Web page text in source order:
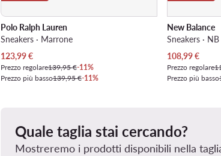
Polo Ralph Lauren
Sneakers · Marrone
Prezzo attuale
123,99€
Prezzo regolare139,95 €-11%
Prezzo più basso139,95 €-11%
New Balance
Sneakers ·
Prezzo attuale
108,99€
Prezzo regolare
Prezzo più basso
Quale taglia stai cercando?
Mostreremo i prodotti disponibili nella